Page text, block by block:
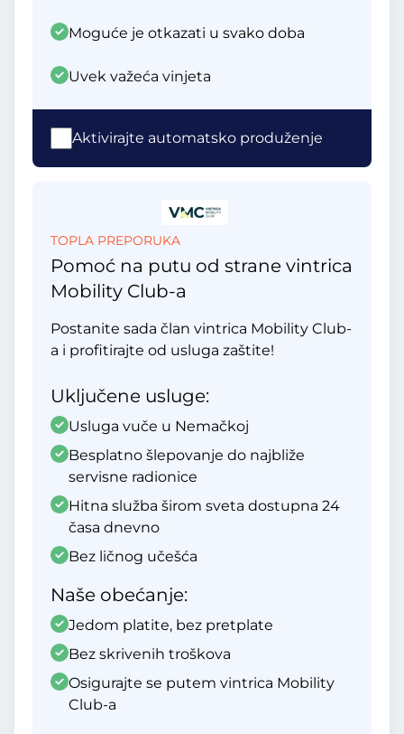
Moguće je otkazati u svako doba
Uvek važeća vinjeta
Aktivirajte automatsko produženje
TOPLA PREPORUKA
Pomoć na putu od strane vintrica
Mobility Club-a
Postanite sada član vintrica Mobility Club-
a i profitirajte od usluga zaštite!
Uključene usluge:
Usluga vuče u Nemačkoj
Besplatno šlepovanje do najbliže
servisne radionice
Hitna služba širom sveta dostupna 24
časa dnevno
Bez ličnog učešća
Naše obećanje:
Jedom platite, bez pretplate
Bez skrivenih troškova
Osigurajte se putem vintrica Mobility
Club-a